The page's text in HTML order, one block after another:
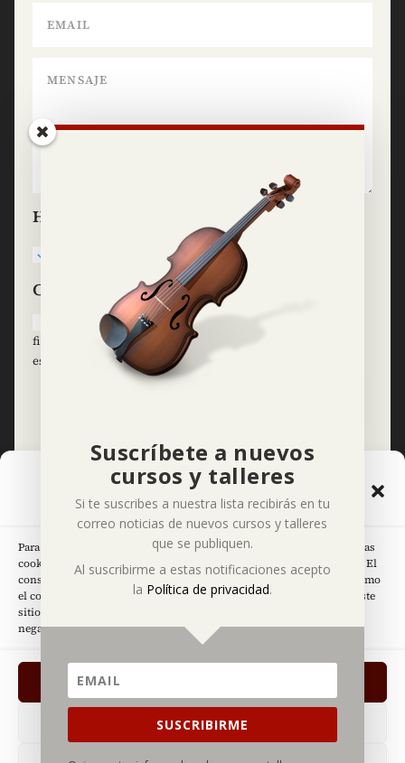
Gestionar el Consentimiento
de las Cookies
Para ofrecer las mejores experiencias, utilizamos tecnologías como las
cookies para almacenar y/o acceder a la información del dispositivo. El
consentimiento de estas tecnologías nos permitirá procesar datos como
el comportamiento de navegación o las identificaciones únicas en este
sitio. No consentir o retirar el consentimiento, puede afectar
negativamente a ciertas características y funciones.
DENEGAR
He leído y acepto la
Política de privacidad
Consentimiento
Consiento el tratamiento de mis datos personales con
fines de segmentación, análisis de perfiles y estudios
estadísticos de Deviolines
Información básica sobre la protección
Puedes seguirme en:
Suscríbete a nuevos
cursos y talleres
Si te suscribes a nuestra lista recibirás en tu
correo noticias de nuevos cursos y talleres
que se publiquen.
Al suscribirme a estas notificaciones acepto
la Política de privacidad.
SUSCRIBIRME